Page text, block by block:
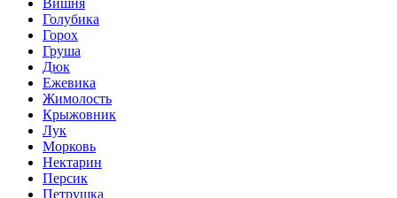
Голубика
Горох
Груша
Дюк
Ежевика
Жимолость
Крыжовник
Лук
Морковь
Нектарин
Персик
Петрушка